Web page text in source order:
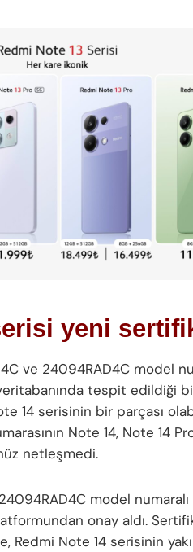
yeni
ve 24094RAD4C model
tespit edildiği
14 serisinin bir parçası
Note 14, Note 14
netleşmedi.
model numaralı
onay aldı.
Redmi Note 14 serisinin